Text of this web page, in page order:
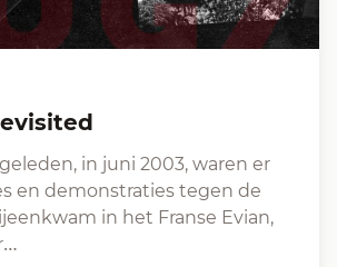
in juni 2003, waren er
en demonstraties tegen de
in het Franse Evian,